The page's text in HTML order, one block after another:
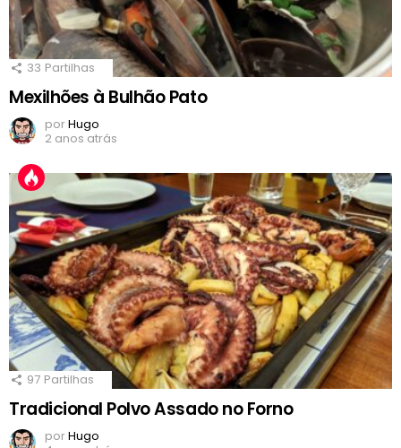
33 Partilhas
Mexilhões à Bulhão Pato
porHugo
2 anos atrás
97 Partilhas
Tradicional Polvo Assado no Forno
porHugo